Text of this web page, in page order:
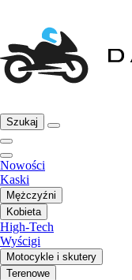
Szukaj
Nowości
Kaski
Mężczyźni
Kobieta
High-Tech
Wyścigi
Motocykle i skutery
Terenowe